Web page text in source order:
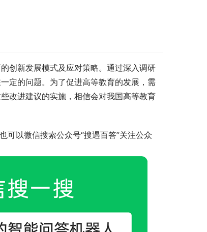
创新发展模式及应对策略。通过深入调研
定的问题。为了促进高等教育的发展，需
改进建议的实施，相信会对我国高等教育
可以微信搜索公众号“搜遇百答”关注公众